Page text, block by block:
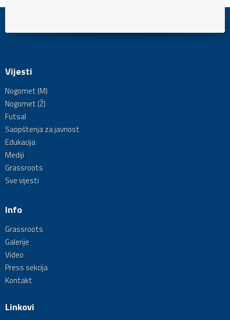
Vijesti
Nogomet (M)
Nogomet (Ž)
Futsal
Saopštenja za javnost
Edukacija
Mediji
Grassroots
Sve vijesti
Info
Grassroots
Galerije
Video
Press sekcija
Kontakt
Linkovi